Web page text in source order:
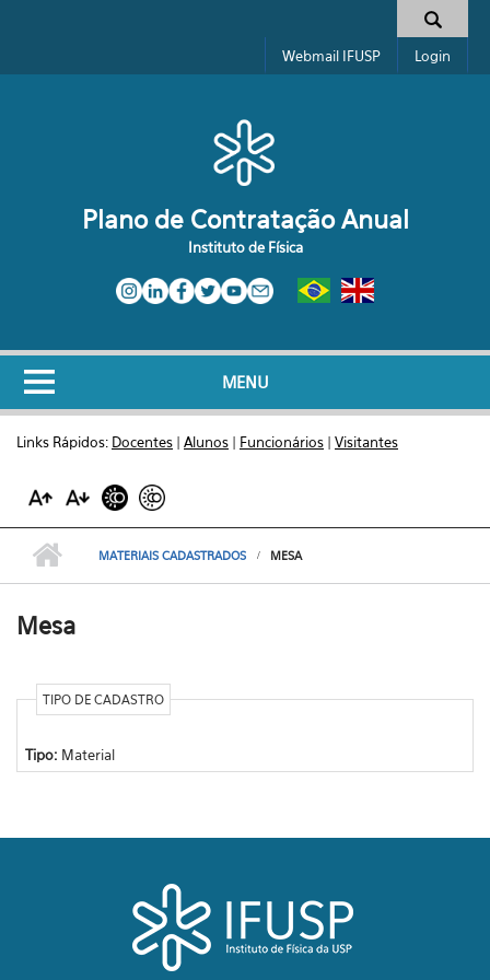
Formulário de busca
Webmail IFUSP Login
Plano de Contratação Anual
Instituto de Física
MENU
Links Rápidos: Docentes | Alunos | Funcionários | Visitantes
MATERIAIS CADASTRADOS MESA
Mesa
TIPO DE CADASTRO
Tipo: Material